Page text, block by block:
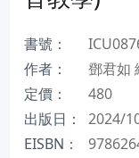
書號：
作者：
鄧君如
定價：
480
出版日：
2024/
EISBN：